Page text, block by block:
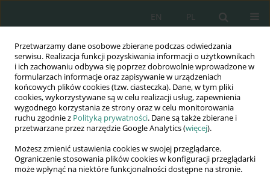
Przetwarzamy dane osobowe zbierane podczas odwiedzania
serwisu. Realizacja funkcji pozyskiwania informacji o użytkownikach
i ich zachowaniu odbywa się poprzez dobrowolnie wprowadzone w
formularzach informacje oraz zapisywanie w urządzeniach
końcowych plików cookies (tzw. ciasteczka). Dane, w tym pliki
cookies, wykorzystywane są w celu realizacji usług, zapewnienia
wygodnego korzystania ze strony oraz w celu monitorowania
ruchu zgodnie z Polityką prywatności. Dane są także zbierane i
przetwarzane przez narzędzie Google Analytics (więcej).
Możesz zmienić ustawienia cookies w swojej przeglądarce.
Ograniczenie stosowania plików cookies w konfiguracji przeglądarki
może wpłynąć na niektóre funkcjonalności dostępne na stronie.
PL
EN
Wydawnictwo
AWSGE
Akademia Nauk Stosowanych
WSGE
im. Alcide De Gasperi